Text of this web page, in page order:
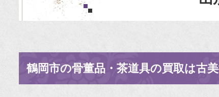
鶴岡市の骨董品・茶道具の買取は古